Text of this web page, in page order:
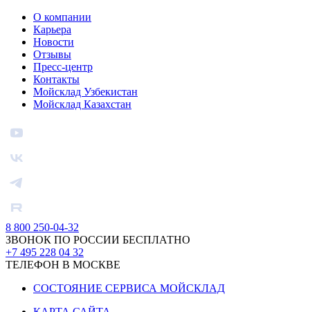
О компании
Карьера
Новости
Отзывы
Пресс-центр
Контакты
Мойсклад Узбекистан
Мойсклад Казахстан
8 800 250-04-32
ЗВОНОК ПО РОССИИ БЕСПЛАТНО
+7 495 228 04 32
ТЕЛЕФОН В МОСКВЕ
СОСТОЯНИЕ СЕРВИСА МОЙСКЛАД